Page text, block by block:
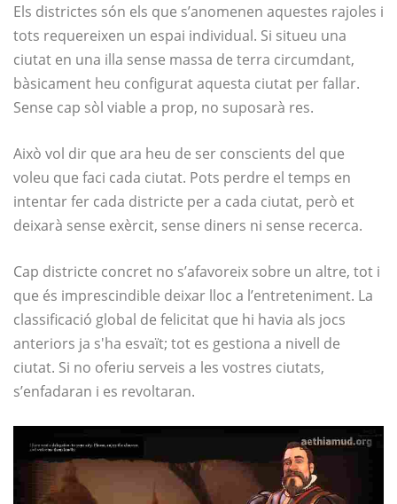
Els districtes són els que s’anomenen aquestes rajoles i
tots requereixen un espai individual. Si situeu una
ciutat en una illa sense massa de terra circumdant,
bàsicament heu configurat aquesta ciutat per fallar.
Sense cap sòl viable a prop, no suposarà res.
Això vol dir que ara heu de ser conscients del que
voleu que faci cada ciutat. Pots perdre el temps en
intentar fer cada districte per a cada ciutat, però et
deixarà sense exèrcit, sense diners ni sense recerca.
Cap districte concret no s’afavoreix sobre un altre, tot i
que és imprescindible deixar lloc a l’entreteniment. La
classificació global de felicitat que hi havia als jocs
anteriors ja s'ha esvaït; tot es gestiona a nivell de
ciutat. Si no oferiu serveis a les vostres ciutats,
s’enfadaran i es revoltaran.